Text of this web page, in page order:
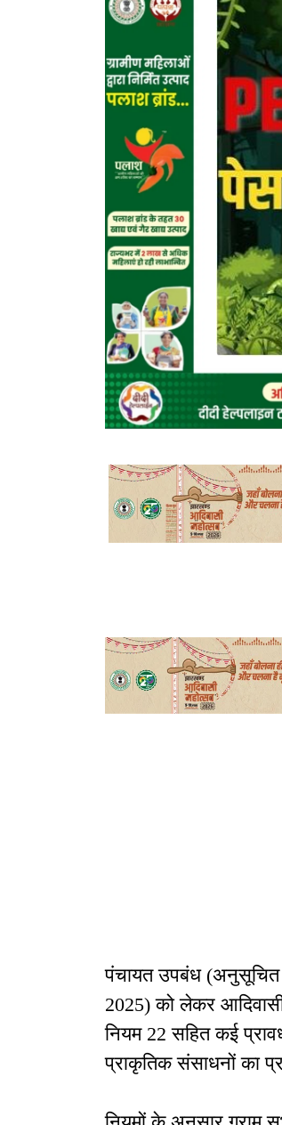
पंचायत उपबंध (अनुसूचित
2025) को लेकर
नियम 22 सहित कई
प्राकृतिक संसाधनों का